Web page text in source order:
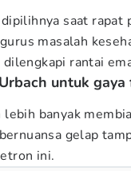
saat rapat
masalah
rantai
untuk
banyak
gelap
ini.